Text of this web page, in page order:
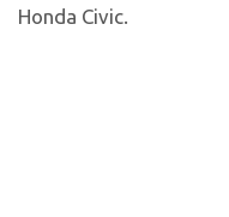
Honda Civic.